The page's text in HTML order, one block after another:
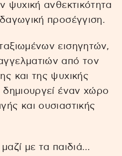
ψυχική ανθεκτικότητα
προσέγγιση.
εισηγητών,
από τον
και της ψυχικής
δημιουργεί έναν χώρο
και ουσιαστικής
με τα παιδιά…